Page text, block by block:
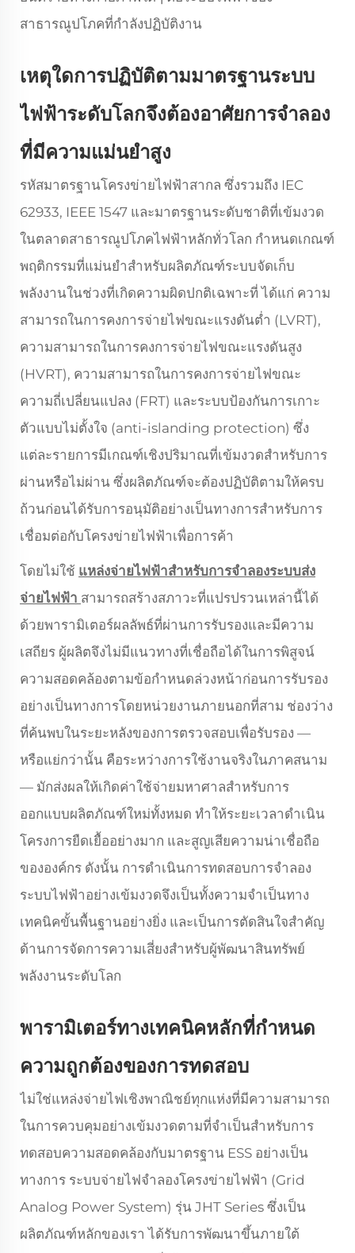
สาธารณูปโภคที่กำลังปฏิบัติงาน
เหตุใดการปฏิบัติตามมาตรฐานระบบ
ไฟฟ้าระดับโลกจึงต้องอาศัยการจำลอง
ที่มีความแม่นยำสูง
รหัสมาตรฐานโครงข่ายไฟฟ้าสากล ซึ่งรวมถึง IEC
62933, IEEE 1547 และมาตรฐานระดับชาติที่เข้มงวด
ในตลาดสาธารณูปโภคไฟฟ้าหลักทั่วโลก กำหนดเกณฑ์
พฤติกรรมที่แม่นยำสำหรับผลิตภัณฑ์ระบบจัดเก็บ
พลังงานในช่วงที่เกิดความผิดปกติเฉพาะที่ ได้แก่ ความ
สามารถในการคงการจ่ายไฟขณะแรงดันต่ำ (LVRT),
ความสามารถในการคงการจ่ายไฟขณะแรงดันสูง
(HVRT), ความสามารถในการคงการจ่ายไฟขณะ
ความถี่เปลี่ยนแปลง (FRT) และระบบป้องกันการเกาะ
ตัวแบบไม่ตั้งใจ (anti-islanding protection) ซึ่ง
แต่ละรายการมีเกณฑ์เชิงปริมาณที่เข้มงวดสำหรับการ
ผ่านหรือไม่ผ่าน ซึ่งผลิตภัณฑ์จะต้องปฏิบัติตามให้ครบ
ถ้วนก่อนได้รับการอนุมัติอย่างเป็นทางการสำหรับการ
เชื่อมต่อกับโครงข่ายไฟฟ้าเพื่อการค้า
โดยไม่ใช้ แหล่งจ่ายไฟฟ้าสำหรับการจำลองระบบส่ง
จ่ายไฟฟ้า สามารถสร้างสภาวะที่แปรปรวนเหล่านี้ได้
ด้วยพารามิเตอร์ผลลัพธ์ที่ผ่านการรับรองและมีความ
เสถียร ผู้ผลิตจึงไม่มีแนวทางที่เชื่อถือได้ในการพิสูจน์
ความสอดคล้องตามข้อกำหนดล่วงหน้าก่อนการรับรอง
อย่างเป็นทางการโดยหน่วยงานภายนอกที่สาม ช่องว่าง
ที่ค้นพบในระยะหลังของการตรวจสอบเพื่อรับรอง —
หรือแย่กว่านั้น คือระหว่างการใช้งานจริงในภาคสนาม
— มักส่งผลให้เกิดค่าใช้จ่ายมหาศาลสำหรับการ
ออกแบบผลิตภัณฑ์ใหม่ทั้งหมด ทำให้ระยะเวลาดำเนิน
โครงการยืดเยื้ออย่างมาก และสูญเสียความน่าเชื่อถือ
ขององค์กร ดังนั้น การดำเนินการทดสอบการจำลอง
ระบบไฟฟ้าอย่างเข้มงวดจึงเป็นทั้งความจำเป็นทาง
เทคนิคขั้นพื้นฐานอย่างยิ่ง และเป็นการตัดสินใจสำคัญ
ด้านการจัดการความเสี่ยงสำหรับผู้พัฒนาสินทรัพย์
พลังงานระดับโลก
พารามิเตอร์ทางเทคนิคหลักที่กำหนด
ความถูกต้องของการทดสอบ
ไม่ใช่แหล่งจ่ายไฟเชิงพาณิชย์ทุกแห่งที่มีความสามารถ
ในการควบคุมอย่างเข้มงวดตามที่จำเป็นสำหรับการ
ทดสอบความสอดคล้องกับมาตรฐาน ESS อย่างเป็น
ทางการ ระบบจ่ายไฟจำลองโครงข่ายไฟฟ้า (Grid
Analog Power System) รุ่น JHT Series ซึ่งเป็น
ผลิตภัณฑ์หลักของเรา ได้รับการพัฒนาขึ้นภายใต้